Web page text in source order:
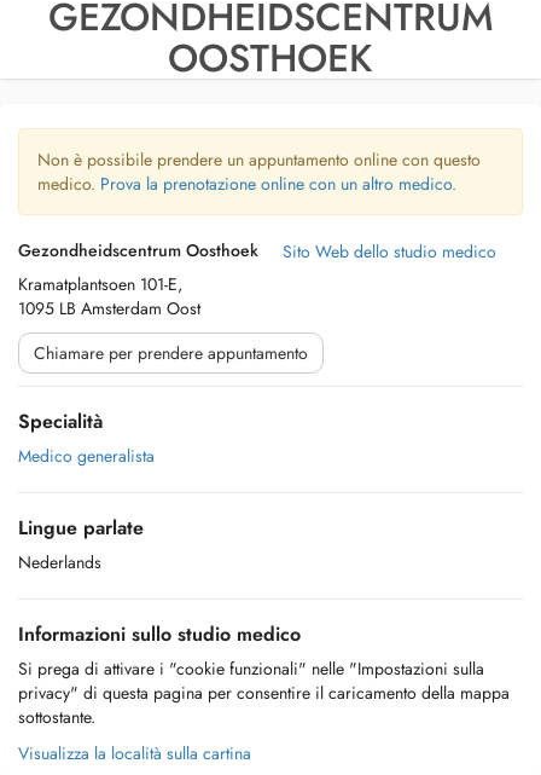
GEZONDHEIDSCENTRUM
OOSTHOEK
Non è possibile prendere un appuntamento online con questo
medico. Prova la prenotazione online con un altro medico.
Gezondheidscentrum Oosthoek
Kramatplantsoen 101-E,
1095 LB Amsterdam Oost
Sito Web dello studio medico
Chiamare per prendere appuntamento
Specialità
Medico generalista
Lingue parlate
Nederlands
Informazioni sullo studio medico
Si prega di attivare i "cookie funzionali" nelle "Impostazioni sulla
privacy" di questa pagina per consentire il caricamento della mappa
sottostante.
Visualizza la località sulla cartina